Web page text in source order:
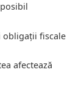
obligații fiscale
afectează